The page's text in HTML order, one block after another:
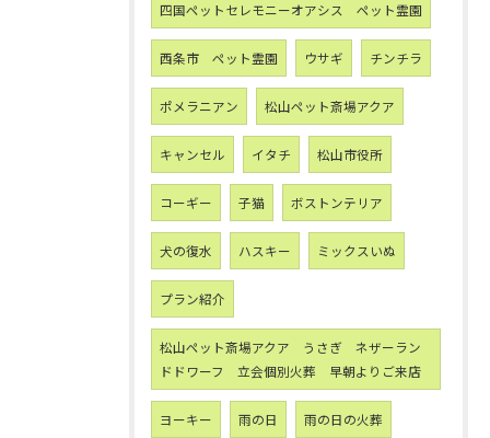
四国ペットセレモニーオアシス ペット霊園
西条市 ペット霊園 ウサギ チンチラ
ポメラニアン 松山ペット斎場アクア
キャンセル イタチ 松山市役所
コーギー 子猫 ボストンテリア
犬の復水 ハスキー ミックスいぬ
プラン紹介
松山ペット斎場アクア うさぎ ネザーラン
ドドワーフ 立会個別火葬 早朝よりご来店
ヨーキー 雨の日 雨の日の火葬